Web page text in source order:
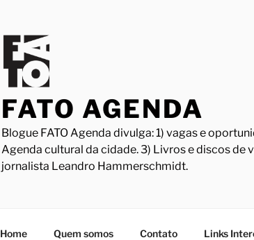
FATO AGENDA
Blogue FATO Agenda divulga: 1) vagas e
Agenda cultural da cidade. 3) Livros e discos de
jornalista Leandro Hammerschmidt.
Home Quem somos Contato Links